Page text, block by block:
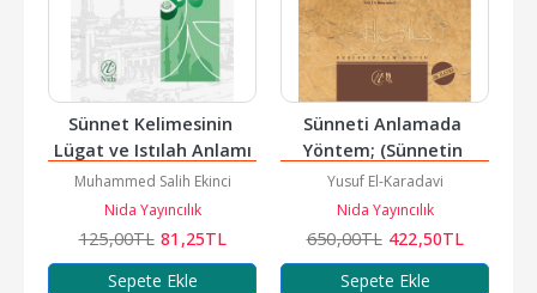
Sünnet Kelimesinin
Lügat ve Istılah Anlamı
Muhammed Salih Ekinci
Nida Yayıncılık
125,00TL 81 ,25TL
Sepete Ekle
Sünneti Anlamada
Yöntem; (Sünnetin
Teşrii Değeri)
Yusuf El-Karadavi
Nida Yayıncılık
650,00TL 422,50TL
Sepete Ekle